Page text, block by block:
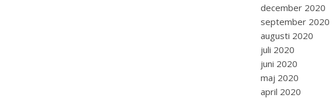
december 2020
september 2020
augusti 2020
juli 2020
juni 2020
maj 2020
april 2020